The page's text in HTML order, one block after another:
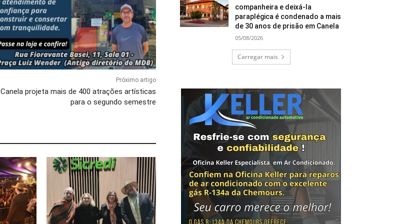
Próximo artigo
Canela projeta mais de 400 atrações artísticas
para o segundo semestre
companheira e deixá-la
paraplégica é condenado a mais
de 30 anos de prisão em Canela
05/08/2026
Carregar mais